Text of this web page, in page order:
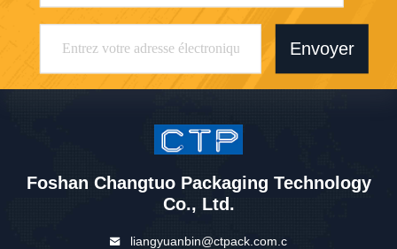
Envoyer
Foshan Changtuo Packaging Technology
Co., Ltd.
liangyuanbin@ctpack.com.c